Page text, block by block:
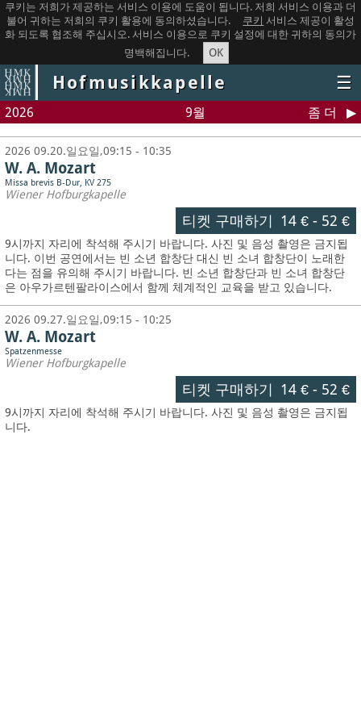
쿠키는 저희가 제공하는 서비스 이용에 도움이 됩니다. 저희 서비스 이용과 더
불어 귀하는 저희의 쿠키 활용에 동의하셨습니다.
쿠키 서비스 제공이 활성
화 되도록 협조해 주십시오. 서비스 이용으로 쿠키 설정에 대한 귀하의 동의가
명백해집니다.
OK
Hofmusikkapelle ☰
2026 9월 좀 더
2026 09.20.일요일,09:15 - 10:35
W. A. Mozart
Missa brevis B-Dur, KV 275
Wiener Hofburgkapelle
티켓 구매하기 14 €- 52 €
9시까지 자리에 착석해 주시기 바랍니다. 사진 및 음성 촬영은 금지됩
니다. 이번 공연에서는 빈 소년 합창단 대신 빈 소녀 합창단이 노래한
다는 점을 유의해 주시기 바랍니다. 빈 소년 합창단과 빈 소녀 합창단
은 아우가르텐팔라이스에서 함께 체계적인 교육을 받고 있습니다.
2026 09.27.일요일,09:15 - 10:25
W. A. Mozart
Spatzenmesse
Wiener Hofburgkapelle
티켓 구매하기 14 €- 52 €
9시까지 자리에 착석해 주시기 바랍니다. 사진 및 음성 촬영은 금지됩
니다.